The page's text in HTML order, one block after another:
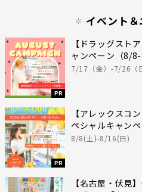
イベント＆
PR
【ドラッグスト
ャンペーン（8/8-
7/17（金）-7/26（
PR
【アレックスコ
ペシャルキャン
8/8(土)-8/16(日)
【名古屋・伏見